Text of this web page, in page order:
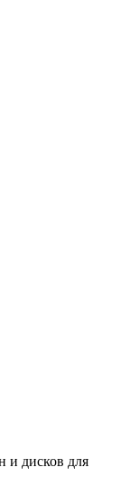
и дисков для